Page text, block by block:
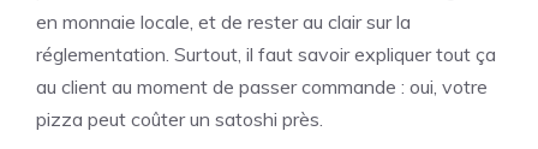
en monnaie locale, et de rester au clair sur la
réglementation. Surtout, il faut savoir expliquer tout ça
au client au moment de passer commande : oui, votre
pizza peut coûter un satoshi près.